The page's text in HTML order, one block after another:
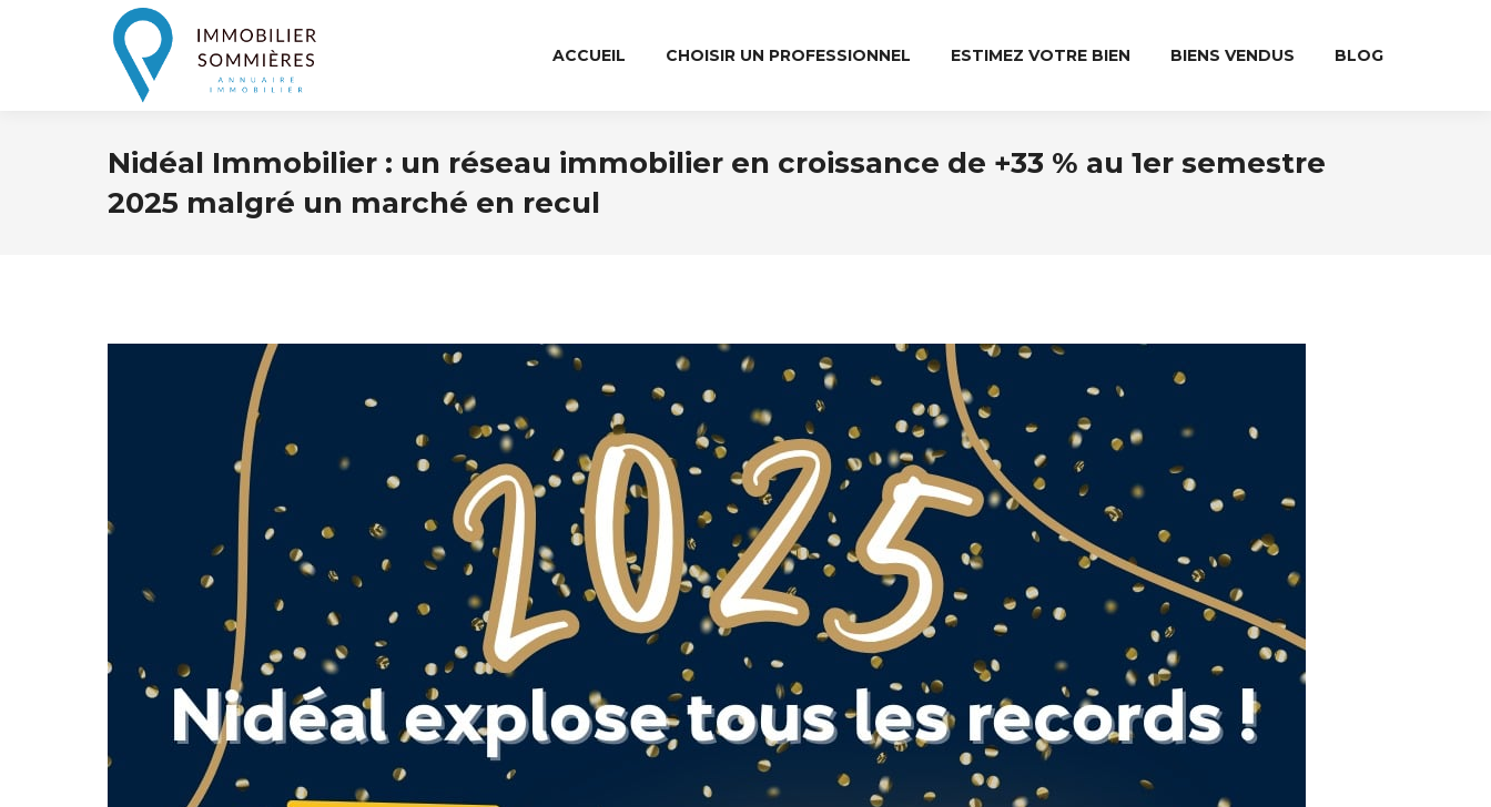
ACCUEIL CHOISIR UN PROFESSIONNEL ESTIMEZ VOTRE BIEN BIENS VENDUS BLOG
Nidéal Immobilier : un réseau immobilier en croissance de +33 % au 1er semestre
2025 malgré un marché en recul